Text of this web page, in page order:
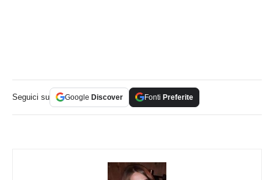
Seguici su Google Discover Fonti Preferite